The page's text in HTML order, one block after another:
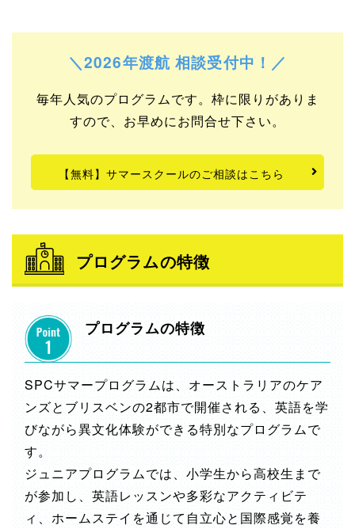
＼2026年渡航 相談受付中！／
毎年人気のプログラムです。枠に限りがありま
すので、お早めにお問合せ下さい。
【無料】サマースクールのご相談はこちら
プログラムの特徴
プログラムの特徴
SPCサマープログラムは、オーストラリアのケア
ンズとブリスベンの2都市で開催される、英語を学
びながら異文化体験ができる特別なプログラムで
す。
ジュニアプログラムでは、小学生から高校生まで
が参加し、英語レッスンや多彩なアクティビテ
ィ、ホームステイを通じて自立心と国際感覚を養